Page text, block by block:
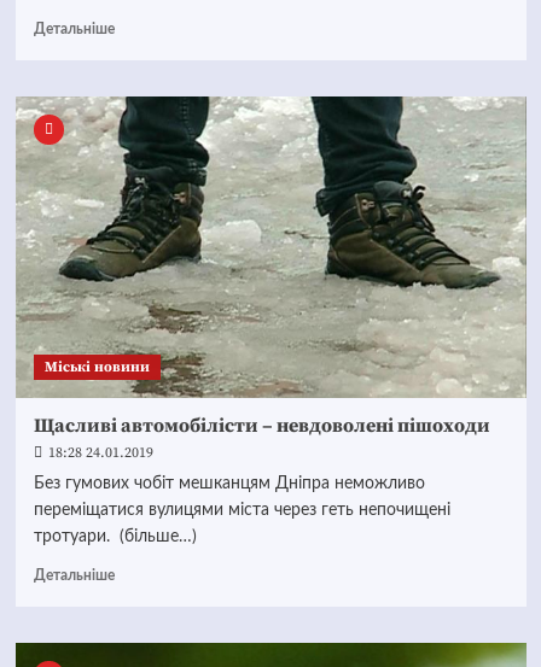
Детальніше
Mіські новини
Щасливі автомобілісти – невдоволені пішоходи
18:28 24.01.2019
Без гумових чобіт мешканцям Дніпра неможливо
переміщатися вулицями міста через геть непочищені
тротуари. (більше…)
Детальніше